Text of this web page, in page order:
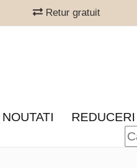
Retur gratuit
NOUTATI REDUCERI